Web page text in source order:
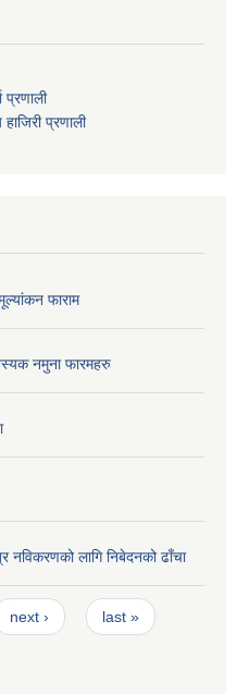
प्रणाली
प्रणाली
फाराम
नमुना फारमहरु
नविकरणको लागि निबेदनको ढाँचा
next › last »